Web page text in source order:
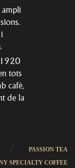
ampli
1920
tots
cafè,
de la
/ PASSION TEA
SPECIALTY COFFEE